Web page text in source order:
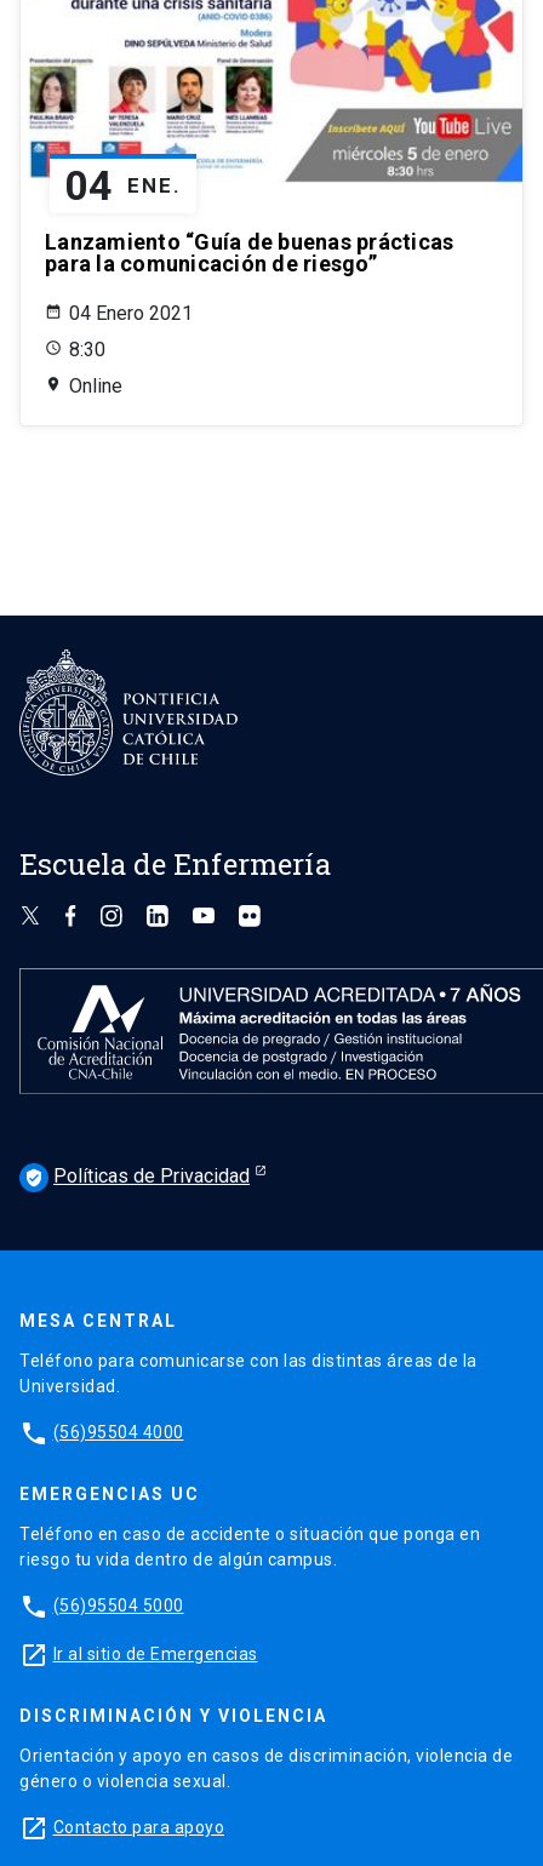
04 ENE.
Lanzamiento “Guía de buenas prácticas
para la comunicación de riesgo”
04 Enero 2021
8:30
Online
Escuela de Enfermería
verified_user Políticas de Privacidad
MESA CENTRAL
Teléfono para comunicarse con las distintas áreas de la
Universidad.
phone (56)95504 4000
EMERGENCIAS UC
Teléfono en caso de accidente o situación que ponga en
riesgo tu vida dentro de algún campus.
phone (56)95504 5000
launch Ir al sitio de Emergencias
DISCRIMINACIÓN Y VIOLENCIA
Orientación y apoyo en casos de discriminación, violencia de
género o violencia sexual.
launch Contacto para apoyo